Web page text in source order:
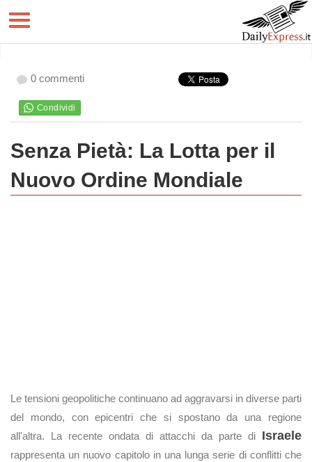
0 commenti
Senza Pietà: La Lotta per il
Nuovo Ordine Mondiale
Le tensioni geopolitiche continuano ad aggravarsi in diverse parti
del mondo, con epicentri che si spostano da una regione
all'altra. La recente ondata di attacchi da parte di Israele
rappresenta un nuovo capitolo in una lunga serie di conflitti che